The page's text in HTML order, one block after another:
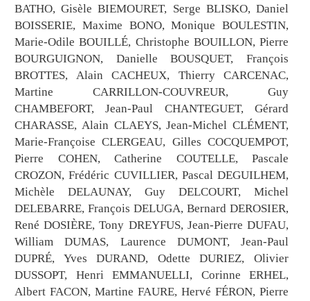
BATHO, Gisèle BIEMOURET, Serge BLISKO, Daniel
BOISSERIE, Maxime BONO, Monique BOULESTIN,
Marie-Odile BOUILLÉ, Christophe BOUILLON, Pierre
BOURGUIGNON, Danielle BOUSQUET, François
BROTTES, Alain CACHEUX, Thierry CARCENAC,
Martine CARRILLON-COUVREUR, Guy
CHAMBEFORT, Jean-Paul CHANTEGUET, Gérard
CHARASSE, Alain CLAEYS, Jean-Michel CLÉMENT,
Marie-Françoise CLERGEAU, Gilles COCQUEMPOT,
Pierre COHEN, Catherine COUTELLE, Pascale
CROZON, Frédéric CUVILLIER, Pascal DEGUILHEM,
Michèle DELAUNAY, Guy DELCOURT, Michel
DELEBARRE, François DELUGA, Bernard DEROSIER,
René DOSIÈRE, Tony DREYFUS, Jean-Pierre DUFAU,
William DUMAS, Laurence DUMONT, Jean-Paul
DUPRÉ, Yves DURAND, Odette DURIEZ, Olivier
DUSSOPT, Henri EMMANUELLI, Corinne ERHEL,
Albert FACON, Martine FAURE, Hervé FÉRON, Pierre